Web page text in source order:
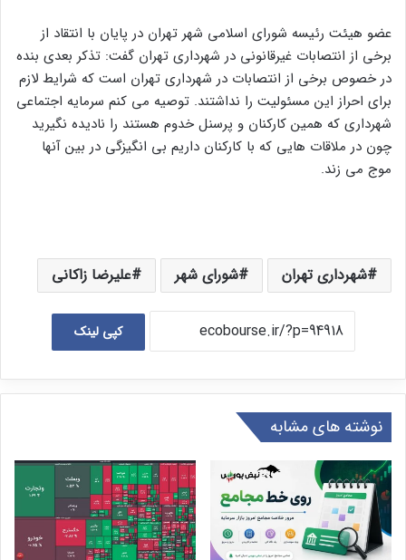
عضو هیئت رئیسه شورای اسلامی شهر تهران در پایان با انتقاد از
برخی از انتصابات غیرقانونی در شهرداری تهران گفت: تذکر بعدی بنده
در خصوص برخی از انتصابات در شهرداری تهران است که شرایط لازم
برای احراز این مسئولیت را نداشتند. توصیه می کنم سرمایه اجتماعی
شهرداری که همین کارکنان و پرسنل خدوم هستند را نادیده نگیرید
چون در ملاقات هایی که با کارکنان داریم بی انگیزگی در بین آنها
موج می زند.
شهرداری تهران شورای شهر علیرضا زاکانی
کپی لینک
نوشته های مشابه